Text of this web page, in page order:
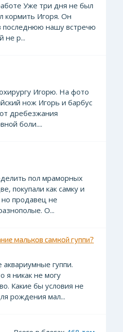
Уже три дня не был
кормить Игоря. Он
последнюю нашу встречю
не р...
Игорю. На фото
нож Игорь и барбус
дребезжания
боли....
пол мраморных
покупали как самку и
продавец не
О...
мальков самкой гуппи?
гуппи.
я никак не могу
Какие бы условия не
рождения мал...